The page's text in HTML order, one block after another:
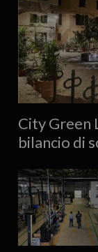
City Green
bilancio di